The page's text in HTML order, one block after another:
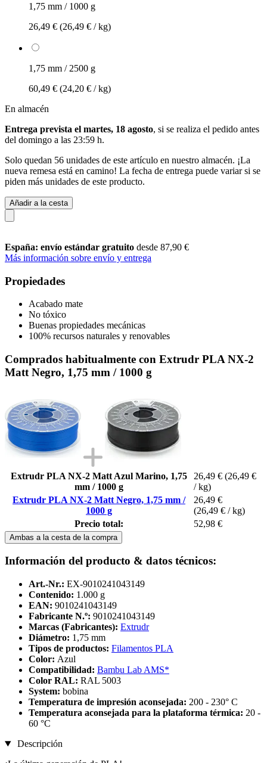
1,75 mm / 1000 g
26,49 € (26,49 € / kg)
1,75 mm / 2500 g
60,49 € (24,20 € / kg)
En almacén
Entrega prevista el martes, 18 agosto, si se realiza el pedido antes
del domingo a las 23:59 h.
Solo quedan 56 unidades de este artículo en nuestro almacén. ¡La
nueva remesa está en camino! La fecha de entrega puede variar si se
piden más unidades de este producto.
Añadir a la cesta
España: envío estándar gratuito desde 87,90 €
Más información sobre envío y entrega
Propiedades
Acabado mate
No tóxico
Buenas propiedades mecánicas
100% recursos naturales y renovables
Comprados habitualmente con Extrudr PLA NX-2
Matt Negro, 1,75 mm / 1000 g
Extrudr PLA NX-2 Matt Azul Marino, 1,75
mm / 1000 g
26,49 € (26,49 €
/ kg)
Extrudr PLA NX-2 Matt Negro, 1,75 mm /
1000 g
26,49 €
(26,49 € / kg)
Precio total:
52,98 €
Ambas a la cesta de la compra
Información del producto & datos técnicos:
Art.-Nr.: EX-9010241043149
Contenido: 1.000 g
EAN: 9010241043149
Fabricante N.º: 9010241043149
Marcas (Fabricantes): Extrudr
Diámetro: 1,75 mm
Tipos de productos: Filamentos PLA
Color: Azul
Compatibilidad: Bambu Lab AMS*
Color RAL: RAL 5003
System: bobina
Temperatura de impresión aconsejada: 200 - 230° C
Temperatura aconsejada para la plataforma térmica: 20 -
60 °C
Descripción